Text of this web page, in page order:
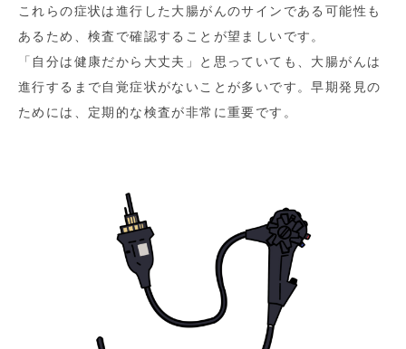
これらの症状は進行した大腸がんのサインである可能性も
あるため、検査で確認することが望ましいです。
「自分は健康だから大丈夫」と思っていても、大腸がんは
進行するまで自覚症状がないことが多いです。早期発見の
ためには、定期的な検査が非常に重要です。